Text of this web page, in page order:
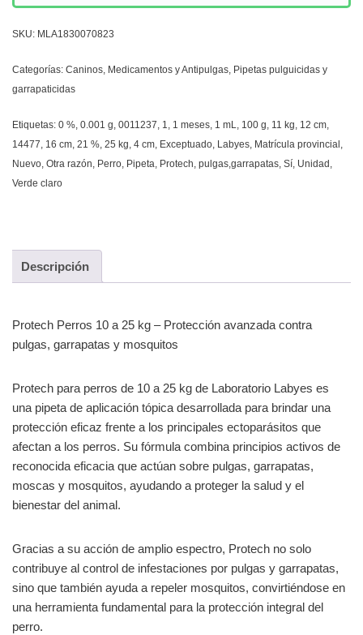
SKU: MLA1830070823
Categorías: Caninos, Medicamentos y Antipulgas, Pipetas pulguicidas y
garrapaticidas
Etiquetas: 0 %, 0.001 g, 0011237, 1, 1 meses, 1 mL, 100 g, 11 kg, 12 cm,
14477, 16 cm, 21 %, 25 kg, 4 cm, Exceptuado, Labyes, Matrícula provincial ,
Nuevo, Otra razón, Perro, Pipeta, Protech, pulgas,garrapatas, Sí, Unidad ,
Verde claro
Descripción
Protech Perros 10 a 25 kg – Protección avanzada contra
pulgas, garrapatas y mosquitos
Protech para perros de 10 a 25 kg de Laboratorio Labyes es
una pipeta de aplicación tópica desarrollada para brindar una
protección eficaz frente a los principales ectoparásitos que
afectan a los perros. Su fórmula combina principios activos de
reconocida eficacia que actúan sobre pulgas, garrapatas,
moscas y mosquitos, ayudando a proteger la salud y el
bienestar del animal.
Gracias a su acción de amplio espectro, Protech no solo
contribuye al control de infestaciones por pulgas y garrapatas,
sino que también ayuda a repeler mosquitos, convirtiéndose en
una herramienta fundamental para la protección integral del
perro.